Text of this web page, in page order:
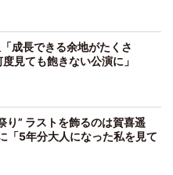
成長できる余地がたくさ
見ても飽きない公演に」
り” ラストを飾るのは賀喜遥
「5年分大人になった私を見て